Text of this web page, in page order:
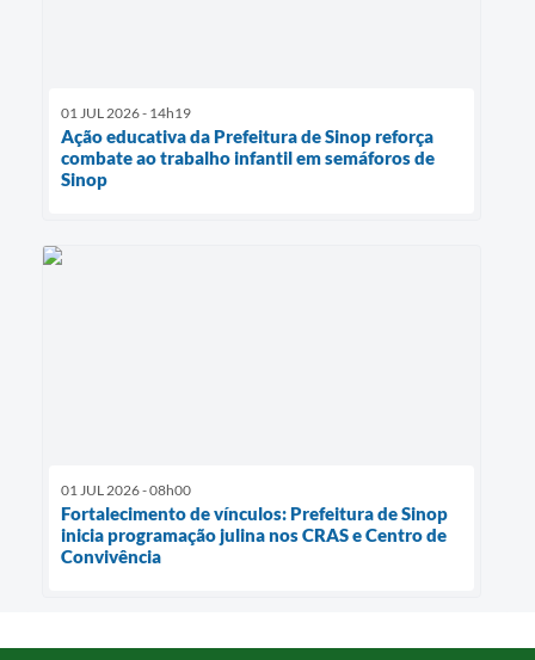
01 JUL 2026 - 14h19
Ação educativa da Prefeitura de Sinop reforça
combate ao trabalho infantil em semáforos de
Sinop
01 JUL 2026 - 08h00
Fortalecimento de vínculos: Prefeitura de Sinop
inicia programação julina nos CRAS e Centro de
Convivência